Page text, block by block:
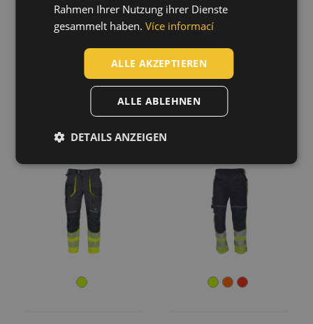
SHELDON HV DW
pants
SPANISH
FRENCH
Rahmen Ihrer Nutzung ihrer Dienste
gesammelt haben. Více informací
ALLE AKZEPTIEREN
ALLE ABLEHNEN
DETAILS ANZEIGEN